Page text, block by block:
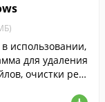
использовании,
для удаления
очистки рее